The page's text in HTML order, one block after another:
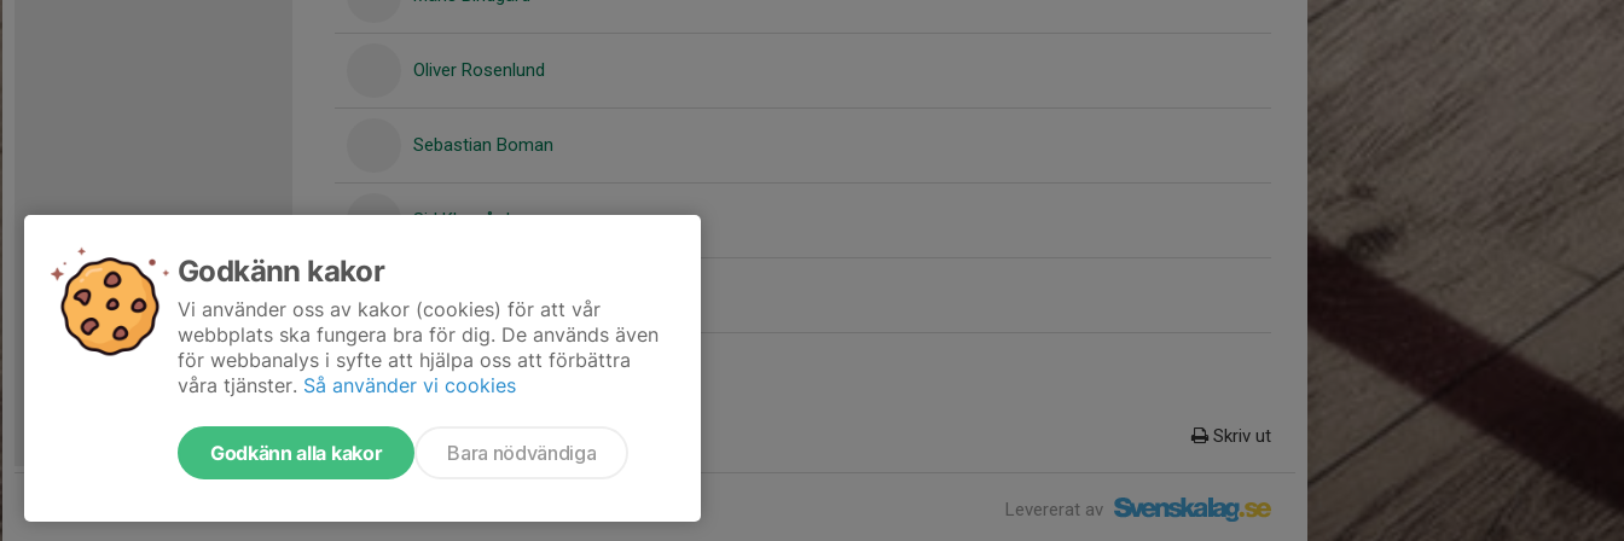
Oliver Rosenlund
Sebastian Boman
Sid Klevgård
Skriv ut
Levererat av
Godkänn kakor
Vi använder oss av kakor (cookies) för att vår
webbplats ska fungera bra för dig. De används även
för webbanalys i syfte att hjälpa oss att förbättra
våra tjänster. Så använder vi cookies
Godkänn alla kakor Bara nödvändiga